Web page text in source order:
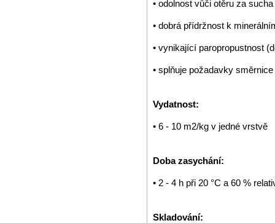
• odolnost vůči otěru za sucha
• dobrá přídržnost k
• vynikající paropropustnost
• splňuje požadavky
Vydatnost:
• 6 - 10 m2/kg v jedné vrstvě
Doba zasychání:
• 2 - 4 h při 20 °C a 60 %
Skladování: